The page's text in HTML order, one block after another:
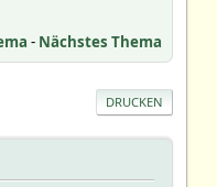
- Nächstes Thema
DRUCKEN